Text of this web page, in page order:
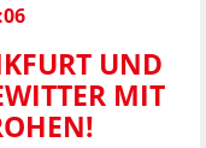
UND
MIT